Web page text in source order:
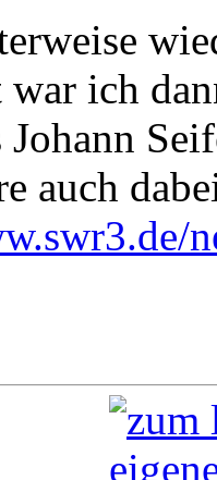
war ich
auch